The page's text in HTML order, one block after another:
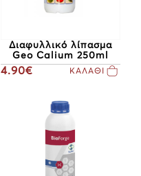
Διαφυλλικό λίπασμα
Geo Calium 250ml
4.90€ ΚΑΛΑΘΙ